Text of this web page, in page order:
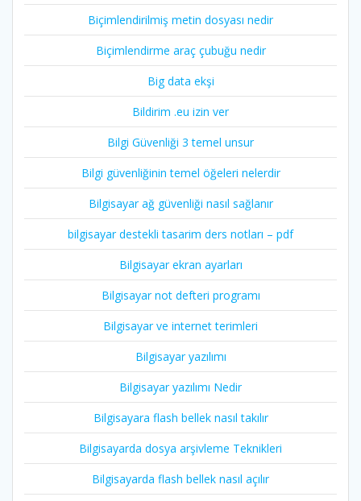
Biçimlendirilmiş metin dosyası nedir
Biçimlendirme araç çubuğu nedir
Big data ekşi
Bildirim .eu izin ver
Bilgi Güvenliği 3 temel unsur
Bilgi güvenliğinin temel öğeleri nelerdir
Bilgisayar ağ güvenliği nasıl sağlanır
bilgisayar destekli tasarim ders notları – pdf
Bilgisayar ekran ayarları
Bilgisayar not defteri programı
Bilgisayar ve internet terimleri
Bilgisayar yazılımı
Bilgisayar yazılımı Nedir
Bilgisayara flash bellek nasıl takılır
Bilgisayarda dosya arşivleme Teknikleri
Bilgisayarda flash bellek nasıl açılır